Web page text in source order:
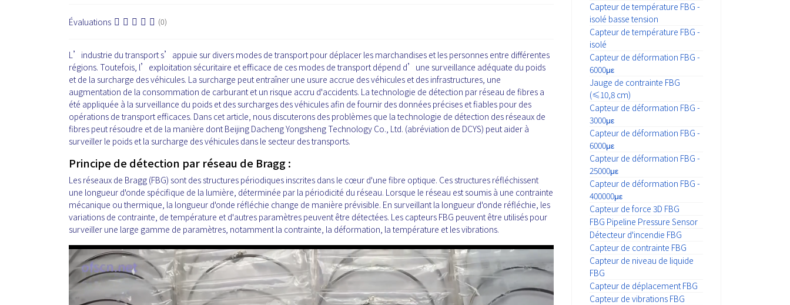
Évaluations (0)
L’industrie du transport s’appuie sur divers modes de transport pour déplacer les marchandises et les personnes entre différentes
régions. Toutefois, l’exploitation sécuritaire et efficace de ces modes de transport dépend d’une surveillance adéquate du poids
et de la surcharge des véhicules. La surcharge peut entraîner une usure accrue des véhicules et des infrastructures, une
augmentation de la consommation de carburant et un risque accru d'accidents. La technologie de détection par réseau de fibres a
été appliquée à la surveillance du poids et des surcharges des véhicules afin de fournir des données précises et fiables pour des
opérations de transport efficaces. Dans cet article, nous discuterons des problèmes que la technologie de détection des réseaux de
fibres peut résoudre et de la manière dont Beijing Dacheng Yongsheng Technology Co., Ltd. (abréviation de DCYS) peut aider à
surveiller le poids et la surcharge des véhicules dans le secteur des transports.
Principe de détection par réseau de Bragg :
Les réseaux de Bragg (FBG) sont des structures périodiques inscrites dans le cœur d'une fibre optique. Ces structures réfléchissent
une longueur d'onde spécifique de la lumière, déterminée par la périodicité du réseau. Lorsque le réseau est soumis à une contrainte
mécanique ou thermique, la longueur d'onde réfléchie change de manière prévisible. En surveillant la longueur d'onde réfléchie, les
variations de contrainte, de température et d'autres paramètres peuvent être détectées. Les capteurs FBG peuvent être utilisés pour
surveiller une large gamme de paramètres, notamment la contrainte, la déformation, la température et les vibrations.
Capteur de température FBG -
isolé basse tension
Capteur de température FBG -
isolé
Capteur de déformation FBG -
6000με
Jauge de contrainte FBG
(≤10,8 cm)
Capteur de déformation FBG -
3000με
Capteur de déformation FBG -
6000με
Capteur de déformation FBG -
25000με
Capteur de déformation FBG -
400000με
Capteur de force 3D FBG
FBG Pipeline Pressure Sensor
Détecteur d'incendie FBG
Capteur de contrainte FBG
Capteur de niveau de liquide
FBG
Capteur de déplacement FBG
Capteur de vibrations FBG